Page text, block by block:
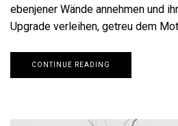
ebenjener Wände annehmen und
Upgrade verleihen, getreu dem
CONTINUE READING